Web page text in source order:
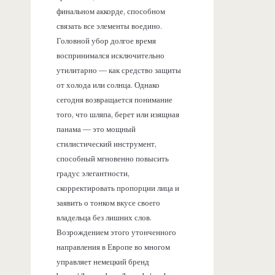
финальном аккорде, способном
связать все элементы воедино.
Головной убор долгое время
воспринимался исключительно
утилитарно — как средство защиты
от холода или солнца. Однако
сегодня возвращается понимание
того, что шляпа, берет или изящная
панама — это мощный
стилистический инструмент,
способный мгновенно повысить
градус элегантности,
скорректировать пропорции лица и
заявить о тонком вкусе своего
владельца без лишних слов.
Возрождением этого утонченного
направления в Европе во многом
управляет немецкий бренд